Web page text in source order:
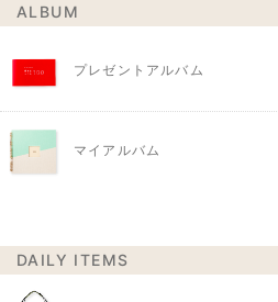
ALBUM
プレゼントアルバム
マイアルバム
DAILY ITEMS